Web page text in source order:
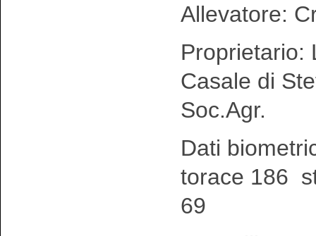
Allevatore:
Proprietario:
Casale di
Soc.Agr.
Dati
torace 186
69